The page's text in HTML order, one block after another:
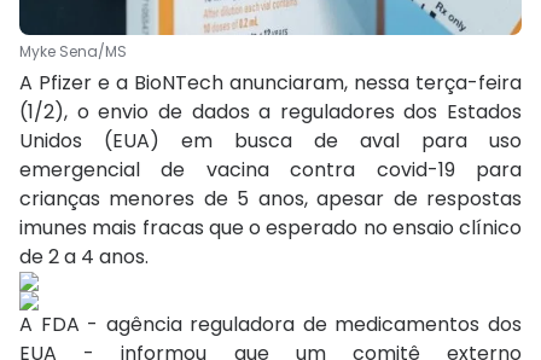
Myke Sena/MS
A Pfizer e a BioNTech anunciaram, nessa terça-feira
(1/2), o envio de dados a reguladores dos Estados
Unidos (EUA) em busca de aval para uso
emergencial de vacina contra covid-19 para
crianças menores de 5 anos, apesar de respostas
imunes mais fracas que o esperado no ensaio clínico
de 2 a 4 anos.
A FDA - agência reguladora de medicamentos dos
EUA - informou que um comitê externo